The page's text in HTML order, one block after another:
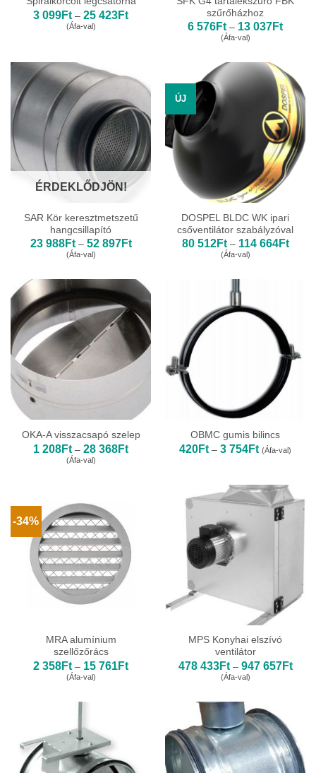
3 099Ft – 25 423FtÁrtartomány:
3
(Áfa-val)
szűrőházhoz
6 576Ft – 13 037Ft
037Ft
(Áfa-val)
ÉRDEKLŐDJÖN!
SAR Kör keresztmetszetű
hangcsillapító
23 988Ft – 52 897FtÁrtartomány:
52
897Ft
(Áfa-val)
ÚJ
DOSPEL BLDC WK ipari
csőventilátor szabályzóval
80 512Ft – 114 664Ft
(Áfa-val)
OKA-A visszacsapó szelep
1 208Ft – 28 368FtÁrtartomány:
1
(Áfa-val)
OBMC gumis bilincs
420Ft – 3 754FtÁrtartomány:
420Ft
754Ft
(Áfa-val)
-34%
MRA alumínium
szellőzőrács
2 358Ft – 15 761FtÁrtartomány:
2
(Áfa-val)
MPS Konyhai elszívó
ventilátor
478 433Ft – 947 657Ft
478
(Áfa-val)